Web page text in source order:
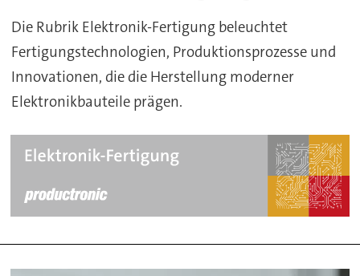
Die Rubrik Elektronik-Fertigung beleuchtet
Fertigungstechnologien, Produktionsprozesse und
Innovationen, die die Herstellung moderner
Elektronikbauteile prägen.